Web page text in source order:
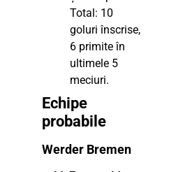
Total: 10
goluri înscrise,
6 primite în
ultimele 5
meciuri.
Echipe
probabile
Werder Bremen